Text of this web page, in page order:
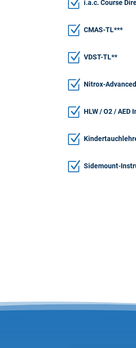
Z i.a.c. Course
Z CMAS-TL***
Z VDST-TL**
Z Nitrox-
Z HLW / O2 / AED
Z
Z Sidemount-